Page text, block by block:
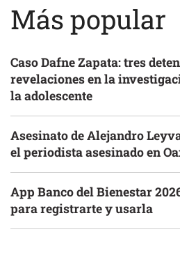
Más popular
Caso Dafne Zapata: tres
revelaciones en la
la adolescente
Asesinato de Alejandro
el periodista asesinado en
App Banco del Bienestar
para registrarte y usarla